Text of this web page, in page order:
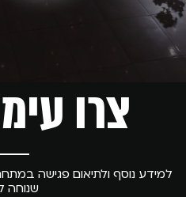
צרו
למידע נוסף ולתיאום פגישה
שנוחה